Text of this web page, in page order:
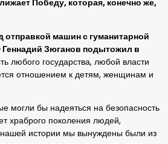
Победу, которая, конечно же,
отправкой машин с гуманитарной
Зюганов подытожил в
любого государства, любой власти
отношением к детям, женщинам и
могли бы надеяться на безопасность
храброго поколения людей,
истории мы вынуждены были из